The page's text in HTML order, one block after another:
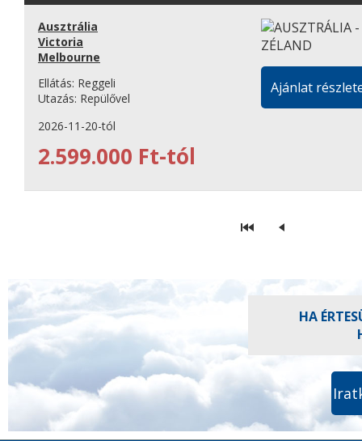
Ausztrália
Victoria
Melbourne
Ellátás: Reggeli
Utazás: Repülővel
2026-11-20-tól
2.599.000 Ft-tól
Ajánlat
HA